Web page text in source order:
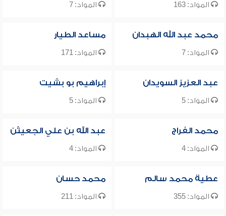
المواد: 163 المواد: 7
محمد عبد الله الهبدان
المواد: 7
مساعد الطيار
المواد: 171
عبد العزيز السويدان
المواد: 5
إبراهيم بو بشيت
المواد: 5
محمد الفراج
المواد: 4
عبد الله بن علي الجعيثن
المواد: 4
عطية محمد سالم
المواد: 355
محمد حسان
المواد: 211